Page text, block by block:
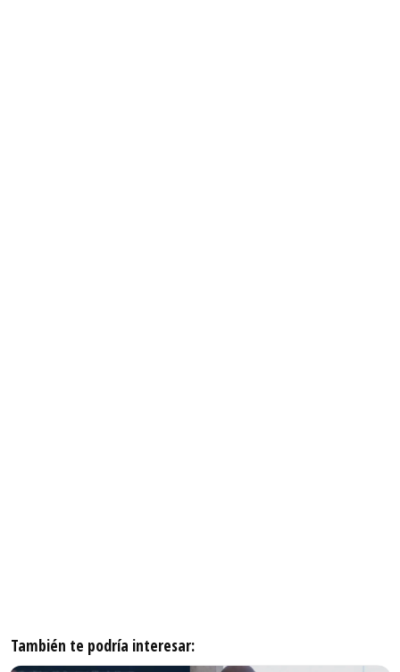
También te podría interesar: